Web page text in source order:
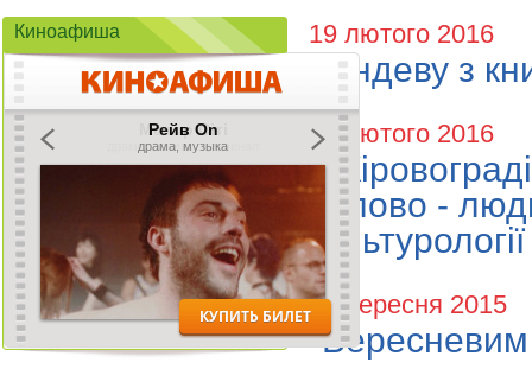
19 лютого 2016
Рандеву з
18 лютого 2016
У
“Слово -
15 вересня 2015
"Вересневим
Киноафиша